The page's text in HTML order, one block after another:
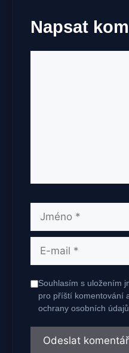
Napsat
Jméno
Souhlasím s uložením
pro příští komentování
ochrany osobních údajů.